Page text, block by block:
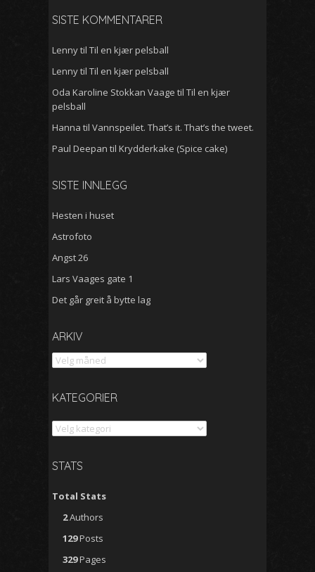
SISTE KOMMENTARER
Lennytil Til en kjær pelsball
Lennytil Til en kjær pelsball
Oda Karoline Stokkan Vaage til Til en kjær
pelsball
Hanna til Vannspeilet. That’s it. That’s the tweet.
Paul Deepan til Krydderkake (Spice cake)
SISTE INNLEGG
Hesten i huset
Astrofoto
Angst 26
Lars Vaages gate 1
Det går greit å bytte lag
ARKIV
Arkiv
KATEGORIER
Kategorier
STATS
Total Stats
2Authors
129Posts
329Pages